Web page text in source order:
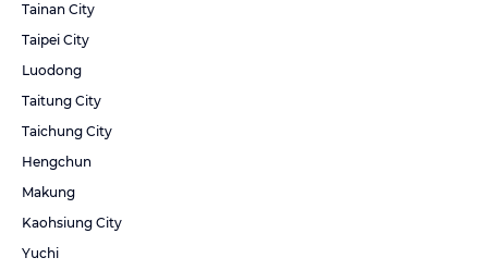
Tainan City
Taipei City
Luodong
Taitung City
Taichung City
Hengchun
Makung
Kaohsiung City
Yuchi